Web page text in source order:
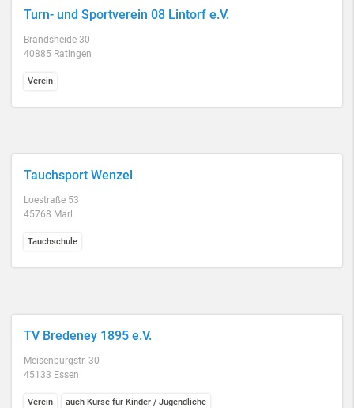
Turn- und Sportverein 08 Lintorf e.V.
Brandsheide 30
40885 Ratingen
Verein
Tauchsport Wenzel
Loestraße 53
45768 Marl
Tauchschule
TV Bredeney 1895 e.V.
Meisenburgstr. 30
45133 Essen
Verein auch Kurse für Kinder / Jugendliche